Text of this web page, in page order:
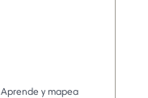
Aprende y mapea